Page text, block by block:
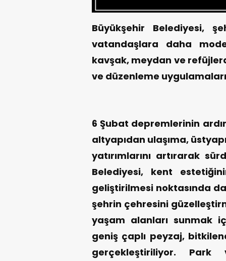
Büyükşehir Belediyesi,
vatandaşlara daha
kavşak, meydan ve
ve düzenleme
6 Şubat depremlerinin
altyapıdan ulaşıma,
yatırımlarını artırarak
Belediyesi, kent
geliştirilmesi noktasında
şehrin çehresini
yaşam alanları sunmak
geniş çaplı peyzaj,
gerçekleştiriliyor.